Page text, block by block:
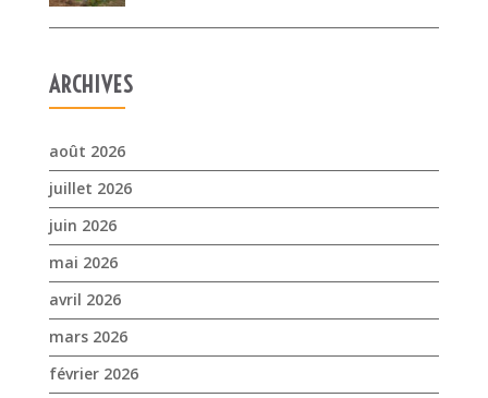
ARCHIVES
août 2026
juillet 2026
juin 2026
mai 2026
avril 2026
mars 2026
février 2026